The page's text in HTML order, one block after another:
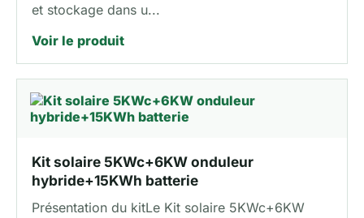
et stockage dans u...
Voir le produit
Kit solaire 5KWc+6KW onduleur
hybride+15KWh batterie
Présentation du kitLe Kit solaire 5KWc+6KW